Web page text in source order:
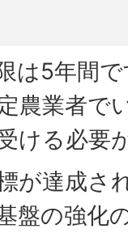
は5年間
農業者で
ける必要
が達成さ
盤の強化